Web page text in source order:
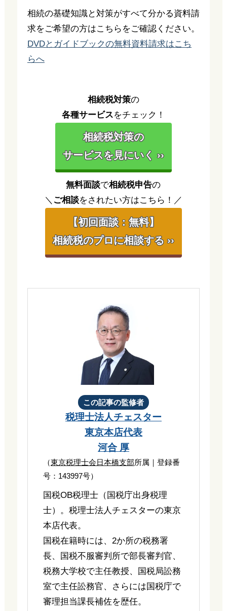
相続の基礎知識と対策がすべて分かる資料請
求をご希望の方はこちらをご確認ください。
DVDとガイドブックの無料資料請求はこち
らへ
相続税対策の
各種サービスをチェック！
相続税対策の
サービスを見にいく ››
無料面談で相続税申告の
＼ ご相談をされたい方はこちら！／
【初回面談：無料】
相続税のプロに相談する ››
この記事の監修者
税理士法人チェスター
東京本店代表
河合 厚
（東京税理士会日本橋支部所属｜登録番
号：143997号）
国税OB税理士（国税庁出身税理
士）。税理士法人チェスターの東京
本店代表。
国税在籍時には、2か所の税務署
長、国税不服審判所で部長審判官、
税務大学校で主任教授、国税局訟務
室で主任訟務官、さらには国税庁で
審理担当課長補佐を歴任。